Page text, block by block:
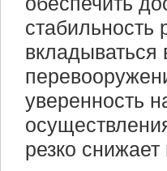
стабильность
вкладываться
уверенность
резко